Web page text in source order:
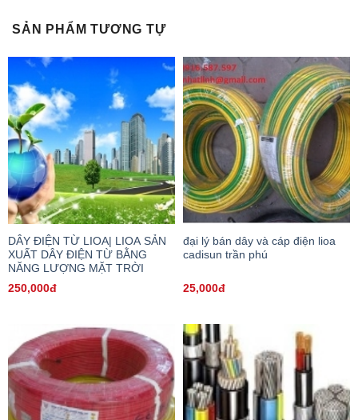
SẢN PHẨM TƯƠNG TỰ
DÂY ĐIỆN TỪ LIOA| LIOA SẢN
XUẤT DÂY ĐIỆN TỪ BẰNG
NĂNG LƯỢNG MẶT TRỜI
250,000đ
đại lý bán dây và cáp điện lioa
cadisun trần phú
25,000đ